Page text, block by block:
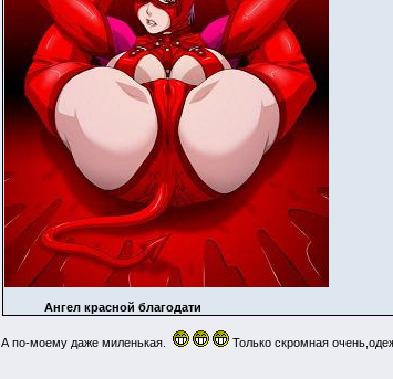
Ангел красной благодати
А по-моему даже миленькая. Только скромная